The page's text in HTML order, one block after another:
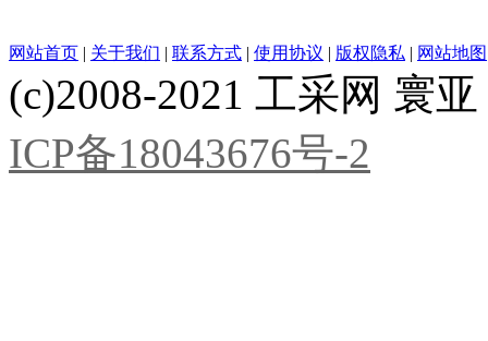
网站首页 | 关于我们 | 联系方式 | 使用协议 | 版权隐私 | 网站地图
(c)2008-2021 工采网 寰
ICP备18043676号-2